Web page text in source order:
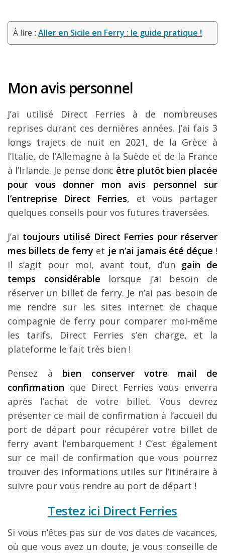
À lire :Aller en Sicile en Ferry : le guide pratique !
Mon avis personnel
J’ai utilisé Direct Ferries à de nombreuses
reprises durant ces dernières années. J’ai fais 3
longs trajets de nuit en 2021, de la Grèce à
l’Italie, de l’Allemagne à la Suède et de la France
à l’Irlande. Je pense donc être plutôt bien placée
pour vous donner mon avis personnel sur
l’entreprise Direct Ferries, et vous partager
quelques conseils pour vos futures traversées.
J’ai toujours utilisé Direct Ferries pour réserver
mes billets de ferry et je n’ai jamais été déçue !
Il s’agit pour moi, avant tout, d’un gain de
temps considérable lorsque j’ai besoin de
réserver un billet de ferry. Je n’ai pas besoin de
me rendre sur les sites internet de chaque
compagnie de ferry pour comparer moi-même
les tarifs, Direct Ferries s’en charge, et la
plateforme le fait très bien !
Pensez à bien conserver votre mail de
confirmation que Direct Ferries vous enverra
après l’achat de votre billet. Vous devrez
présenter ce mail de confirmation à l’accueil du
port de départ pour récupérer votre billet de
ferry avant l’embarquement ! C’est également
sur ce mail de confirmation que vous pourrez
trouver des informations utiles sur l’itinéraire à
suivre pour vous rendre au port de départ !
Testez ici Direct Ferries
Si vous n’êtes pas sur de vos dates de vacances,
où que vous avez un doute, je vous conseille de